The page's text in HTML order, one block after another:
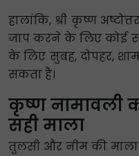
हालांकि, श्री कृष्ण
जाप करने के लिए कोई
के लिए सुबह, दोपहर,
सकता है।
कृष्ण नामावली
सही माला
तुलसी और नीम की